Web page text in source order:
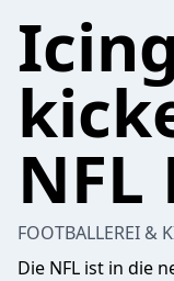
NFL
FOOTBALLEREI &
Die NFL ist in die